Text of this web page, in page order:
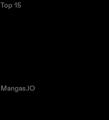
Top 15
Mangas.IO